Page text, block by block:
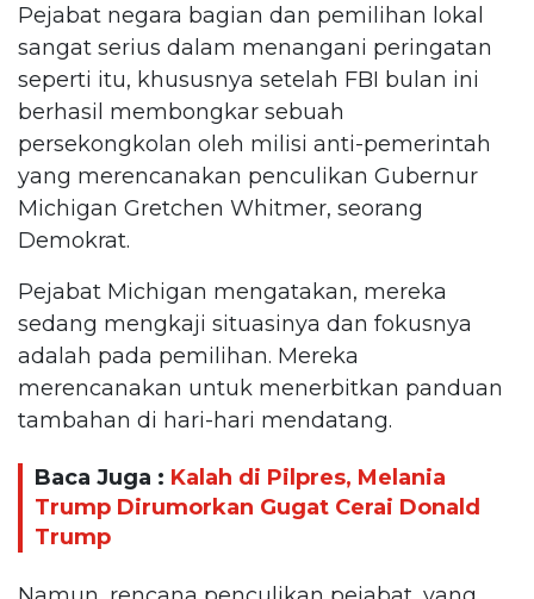
Pejabat negara bagian dan pemilihan lokal
sangat serius dalam menangani peringatan
seperti itu, khususnya setelah FBI bulan ini
berhasil membongkar sebuah
persekongkolan oleh milisi anti-pemerintah
yang merencanakan penculikan Gubernur
Michigan Gretchen Whitmer, seorang
Demokrat.
Pejabat Michigan mengatakan, mereka
sedang mengkaji situasinya dan fokusnya
adalah pada pemilihan. Mereka
merencanakan untuk menerbitkan panduan
tambahan di hari-hari mendatang.
Baca Juga : Kalah di Pilpres, Melania
Trump Dirumorkan Gugat Cerai Donald
Trump